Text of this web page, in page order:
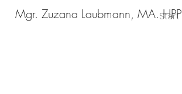
Mgr. Zuzana Laubmann, MA. HPP
Start